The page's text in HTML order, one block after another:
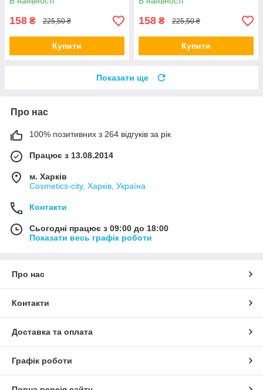
158 ₴ 225,50 ₴
Купити
158 ₴ 225,50 ₴
Купити
Показати ще
Про нас
100% позитивних з 264 відгуків за рік
Працює з 13.08.2014
м. Харків
Cosmetics-city, Харків, Україна
Контакти
Сьогодні працює з 09:00 до 18:00
Показати весь графік роботи
Про нас
Контакти
Доставка та оплата
Графік роботи